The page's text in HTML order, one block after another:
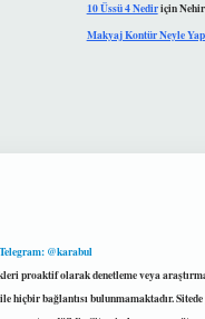
10 Üssü 4 NediriçinNehir
Makyaj Kontür Neyle
Telegram: @karabul
proaktif olarak denetleme veya
bağlantısı bulunmamaktadır. Sitede